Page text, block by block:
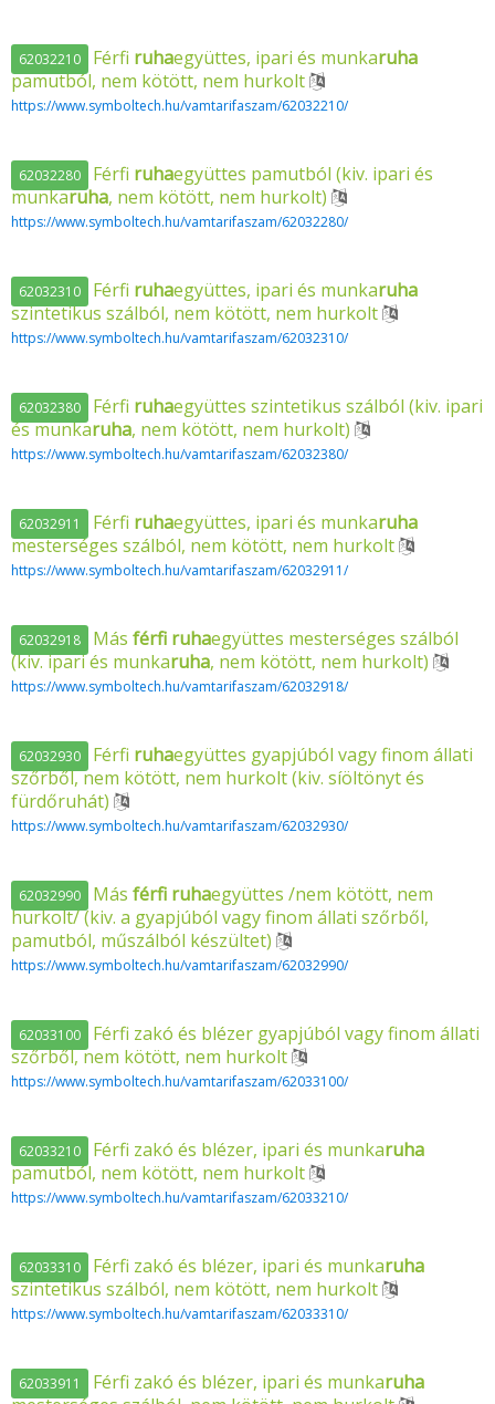
62032210 Férfi ruhaegyüttes, ipari és munkaruha
pamutból, nem kötött, nem hurkolt
https://www.symboltech.hu/vamtarifaszam/62032210/
62032280 Férfi ruhaegyüttes pamutból (kiv. ipari és
munkaruha, nem kötött, nem hurkolt)
https://www.symboltech.hu/vamtarifaszam/62032280/
62032310 Férfi ruhaegyüttes, ipari és munkaruha
szintetikus szálból, nem kötött, nem hurkolt
https://www.symboltech.hu/vamtarifaszam/62032310/
62032380 Férfi ruhaegyüttes szintetikus szálból (kiv. ipari
és munkaruha, nem kötött, nem hurkolt)
https://www.symboltech.hu/vamtarifaszam/62032380/
62032911 Férfi ruhaegyüttes, ipari és munkaruha
mesterséges szálból, nem kötött, nem hurkolt
https://www.symboltech.hu/vamtarifaszam/62032911/
62032918 Másférfi ruhaegyüttes mesterséges szálból
(kiv. ipari és munkaruha, nem kötött, nem hurkolt)
https://www.symboltech.hu/vamtarifaszam/62032918/
62032930 Férfi ruhaegyüttes gyapjúból vagy finom állati
szőrből, nem kötött, nem hurkolt (kiv. síöltönyt és
fürdőruhát)
https://www.symboltech.hu/vamtarifaszam/62032930/
62032990 Másférfi ruhaegyüttes /nem kötött, nem
hurkolt/ (kiv. a gyapjúból vagy finom állati szőrből,
pamutból, műszálból készültet)
https://www.symboltech.hu/vamtarifaszam/62032990/
62033100
Férfi zakó és blézer gyapjúból vagy finom állati
szőrből, nem kötött, nem hurkolt
https://www.symboltech.hu/vamtarifaszam/62033100/
62033210 Férfi zakó és blézer, ipari és munkaruha
pamutból, nem kötött, nem hurkolt
https://www.symboltech.hu/vamtarifaszam/62033210/
62033310 Férfi zakó és blézer, ipari és munkaruha
szintetikus szálból, nem kötött, nem hurkolt
https://www.symboltech.hu/vamtarifaszam/62033310/
62033911 Férfi zakó és blézer, ipari és munkaruha